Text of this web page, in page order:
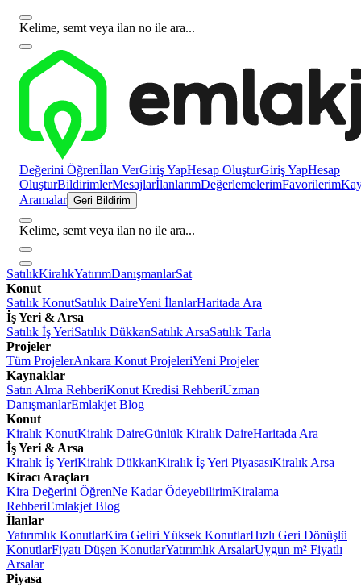
Kelime, semt veya ilan no ile ara...
Değerini Öğrenİlan VerGiriş YapHesap OluşturGiriş YapHesap
OluşturBildirimlerMesajlarİlanlarımDeğerlemelerimFavorilerim
Aramalar Geri Bildirim
Kelime, semt veya ilan no ile ara...
SatılıkKiralıkYatırımDanışmanlarSat
Konut
Satılık KonutSatılık DaireYeni İlanlarHaritada Ara
İş Yeri & Arsa
Satılık İş YeriSatılık DükkanSatılık ArsaSatılık Tarla
Projeler
Tüm ProjelerAnkara Konut ProjeleriYeni Projeler
Kaynaklar
Satın Alma RehberiKonut Kredisi RehberiUzman
DanışmanlarEmlakjet Blog
Konut
Kiralık KonutKiralık DaireGünlük Kiralık DaireHaritada Ara
İş Yeri & Arsa
Kiralık İş YeriKiralık DükkanKiralık İş Yeri PiyasasıKiralık Arsa
Kiracı Araçları
Kira Değerini ÖğrenNe Kadar ÖdeyebilirimKiralama
RehberiEmlakjet Blog
İlanlar
Yatırımlık KonutlarKira Geliri Yüksek KonutlarHızlı Geri Dönüşlü
KonutlarFiyatı Düşen KonutlarYatırımlık ArsalarUygun m² Fiyatlı
Arsalar
Piyasa